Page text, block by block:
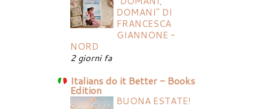
DOMANI" DI
FRANCESCA
GIANNONE -
NORD
2 giorni fa
Italians do it Better - Books
Edition
BUONA ESTATE!